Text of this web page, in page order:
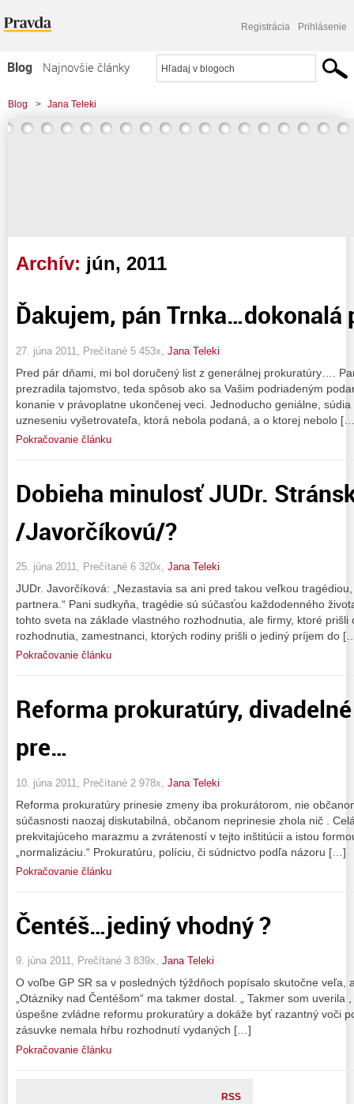
Registrácia Prihlásenie
Blog
Najnovšie články
Najčítanejšie články
Najkomentovanejšie články
Blog > Jana Teleki
Archív: jún, 2011
Ďakujem, pán Trnka…dokonalá
27. júna 2011, Prečítané 5 453x, Jana Teleki
Pred pár dňami, mi bol doručený list z generálnej prokuratúry….
prezradila tajomstvo, teda spôsob ako sa Vašim podriadeným
konanie v právoplatne ukončenej veci. Jednoducho geniálne,
uzneseniu vyšetrovateľa, ktorá nebola podaná, a o ktorej nebolo
Pokračovanie článku
Dobieha minulosť JUDr.
/Javorčíkovú/?
25. júna 2011, Prečítané 6 320x, Jana Teleki
JUDr. Javorčíková: „Nezastavia sa ani pred takou veľkou
partnera.“ Pani sudkyňa, tragédie sú súčasťou každodenného
tohto sveta na základe vlastného rozhodnutia, ale firmy, ktoré prišli
rozhodnutia, zamestnanci, ktorých rodiny prišli o jediný príjem do
Pokračovanie článku
Reforma prokuratúry,
pre…
10. júna 2011, Prečítané 2 978x, Jana Teleki
Reforma prokuratúry prinesie zmeny iba prokurátorom, nie
súčasnosti naozaj diskutabilná, občanom neprinesie zhola nič .
prekvitajúceho marazmu a zvráteností v tejto inštitúcii a istou
„normalizáciu.“ Prokuratúru, políciu, či súdnictvo podľa názoru […]
Pokračovanie článku
Čentéš…jediný vhodný ?
9. júna 2011, Prečítané 3 839x, Jana Teleki
O voľbe GP SR sa v posledných týždňoch popísalo skutočne veľa,
„Otázniky nad Čentéšom“ ma takmer dostal. „ Takmer som uverila
úspešne zvládne reformu prokuratúry a dokáže byť razantný voči
zásuvke nemala hŕbu rozhodnutí vydaných […]
Pokračovanie článku
RSS